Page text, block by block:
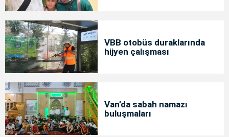
VBB otobüs duraklarında
hijyen çalışması
Van’da sabah namazı
buluşmaları